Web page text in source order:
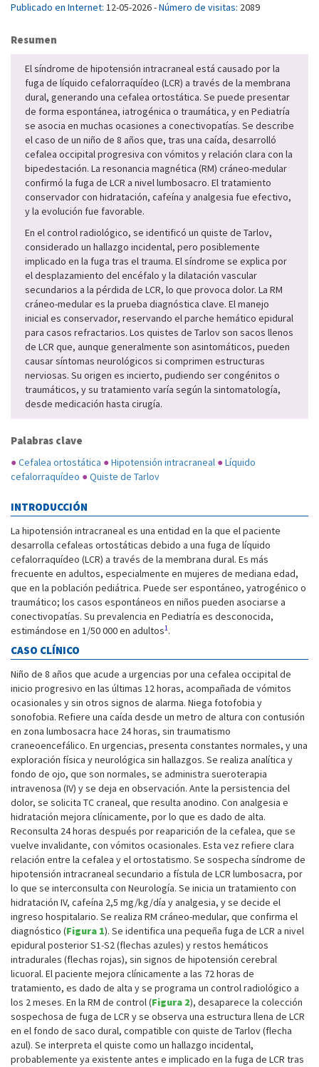
Publicado en Internet: 12-05-2026 -Número de visitas: 2089
Resumen
El síndrome de hipotensión intracraneal está causado por la
fuga de líquido cefalorraquídeo (LCR) a través de la membrana
dural, generando una cefalea ortostática. Se puede presentar
de forma espontánea, iatrogénica o traumática, y en Pediatría
se asocia en muchas ocasiones a conectivopatías. Se describe
el caso de un niño de 8 años que, tras una caída, desarrolló
cefalea occipital progresiva con vómitos y relación clara con la
bipedestación. La resonancia magnética (RM) cráneo-medular
confirmó la fuga de LCR a nivel lumbosacro. El tratamiento
conservador con hidratación, cafeína y analgesia fue efectivo,
y la evolución fue favorable.
En el control radiológico, se identificó un quiste de Tarlov,
considerado un hallazgo incidental, pero posiblemente
implicado en la fuga tras el trauma. El síndrome se explica por
el desplazamiento del encéfalo y la dilatación vascular
secundarios a la pérdida de LCR, lo que provoca dolor. La RM
cráneo-medular es la prueba diagnóstica clave. El manejo
inicial es conservador, reservando el parche hemático epidural
para casos refractarios. Los quistes de Tarlov son sacos llenos
de LCR que, aunque generalmente son asintomáticos, pueden
causar síntomas neurológicos si comprimen estructuras
nerviosas. Su origen es incierto, pudiendo ser congénitos o
traumáticos, y su tratamiento varía según la sintomatología,
desde medicación hasta cirugía.
Palabras clave
●Cefalea ortostática ●Hipotensión intracraneal ●Líquido
cefalorraquídeo ●Quiste de Tarlov
INTRODUCCIÓN
La hipotensión intracraneal es una entidad en la que el paciente
desarrolla cefaleas ortostáticas debido a una fuga de líquido
cefalorraquídeo (LCR) a través de la membrana dural. Es más
frecuente en adultos, especialmente en mujeres de mediana edad,
que en la población pediátrica. Puede ser espontáneo, yatrogénico o
traumático; los casos espontáneos en niños pueden asociarse a
conectivopatías. Su prevalencia en Pediatría es desconocida,
estimándose en 1/50 000 en adultos1.
CASO CLÍNICO
Niño de 8 años que acude a urgencias por una cefalea occipital de
inicio progresivo en las últimas 12 horas, acompañada de vómitos
ocasionales y sin otros signos de alarma. Niega fotofobia y
sonofobia. Refiere una caída desde un metro de altura con contusión
en zona lumbosacra hace 24 horas, sin traumatismo
craneoencefálico. En urgencias, presenta constantes normales, y una
exploración física y neurológica sin hallazgos. Se realiza analítica y
fondo de ojo, que son normales, se administra sueroterapia
intravenosa (IV) y se deja en observación. Ante la persistencia del
dolor, se solicita TC craneal, que resulta anodino. Con analgesia e
hidratación mejora clínicamente, por lo que es dado de alta.
Reconsulta 24 horas después por reaparición de la cefalea, que se
vuelve invalidante, con vómitos ocasionales. Esta vez refiere clara
relación entre la cefalea y el ortostatismo. Se sospecha síndrome de
hipotensión intracraneal secundario a fístula de LCR lumbosacra, por
lo que se interconsulta con Neurología. Se inicia un tratamiento con
hidratación IV, cafeína 2,5 mg/kg/día y analgesia, y se decide el
ingreso hospitalario. Se realiza RM cráneo-medular, que confirma el
diagnóstico (Figura 1). Se identifica una pequeña fuga de LCR a nivel
epidural posterior S1-S2 (flechas azules) y restos hemáticos
intradurales (flechas rojas), sin signos de hipotensión cerebral
licuoral. El paciente mejora clínicamente a las 72 horas de
tratamiento, es dado de alta y se programa un control radiológico a
los 2 meses. En la RM de control (Figura 2), desaparece la colección
sospechosa de fuga de LCR y se observa una estructura llena de LCR
en el fondo de saco dural, compatible con quiste de Tarlov (flecha
azul). Se interpreta el quiste como un hallazgo incidental,
probablemente ya existente antes e implicado en la fuga de LCR tras